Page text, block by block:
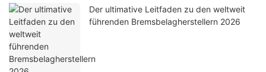
Der ultimative Leitfaden zu den weltweit
führenden Bremsbelagherstellern 2026